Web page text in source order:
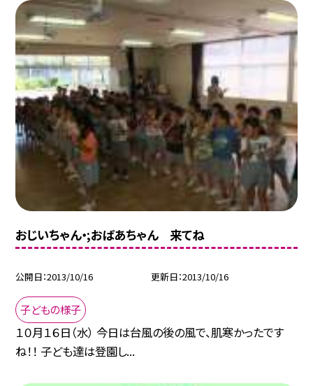
おじいちゃん・;おばあちゃん 来てね
公開日 2013/10/16 更新日 2013/10/16
子どもの様子
１０月１６日（水） 今日は台風の後の風で、肌寒かったです
ね！！ 子ども達は登園し...